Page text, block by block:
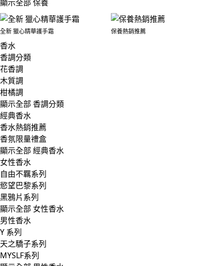
顯示全部 保養
全新 獵心精華護手霜 保養熱銷推薦
香水
香調分類
花香調
木質調
柑橘調
顯示全部 香調分類
經典香水
香水熱銷推薦
香氛限量禮盒
顯示全部 經典香水
女性香水
自由不羈系列
慾望巴黎系列
黑鴉片系列
顯示全部 女性香水
男性香水
Y 系列
天之驕子系列
MYSLF系列